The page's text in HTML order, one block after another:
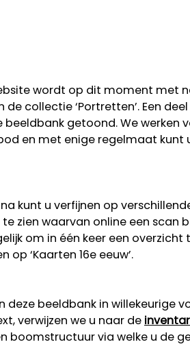
wordt op dit moment met
de collectie ‘Portretten’. Een
getoond. We werken
en met enige regelmaat kunt
kunt u verfijnen op
zien waarvan online een scan
om in één keer een
op ‘Kaarten 16e eeuw’.
deze beeldbank in willekeurige
verwijzen we u naar de
boomstructuur via welke u de